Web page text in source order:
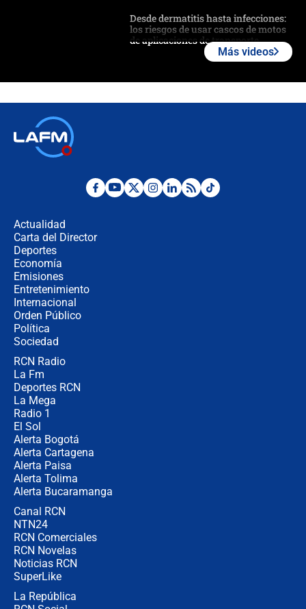
Desde dermatitis hasta infecciones:
los riesgos de usar cascos de motos
de aplicaciones de transporte
celular? Requisitos, pasos y
Posesión de Abelardo De La Espriella
Más videos
Actualidad
Carta del Director
Deportes
Economía
Emisiones
Entretenimiento
Internacional
Orden Público
Política
Sociedad
RCN Radio
La Fm
Deportes RCN
La Mega
Radio 1
El Sol
Alerta Bogotá
Alerta Cartagena
Alerta Paisa
Alerta Tolima
Alerta Bucaramanga
Canal RCN
NTN24
RCN Comerciales
RCN Novelas
Noticias RCN
SuperLike
La República